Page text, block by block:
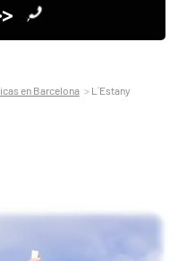
en Barcelona L´Estany